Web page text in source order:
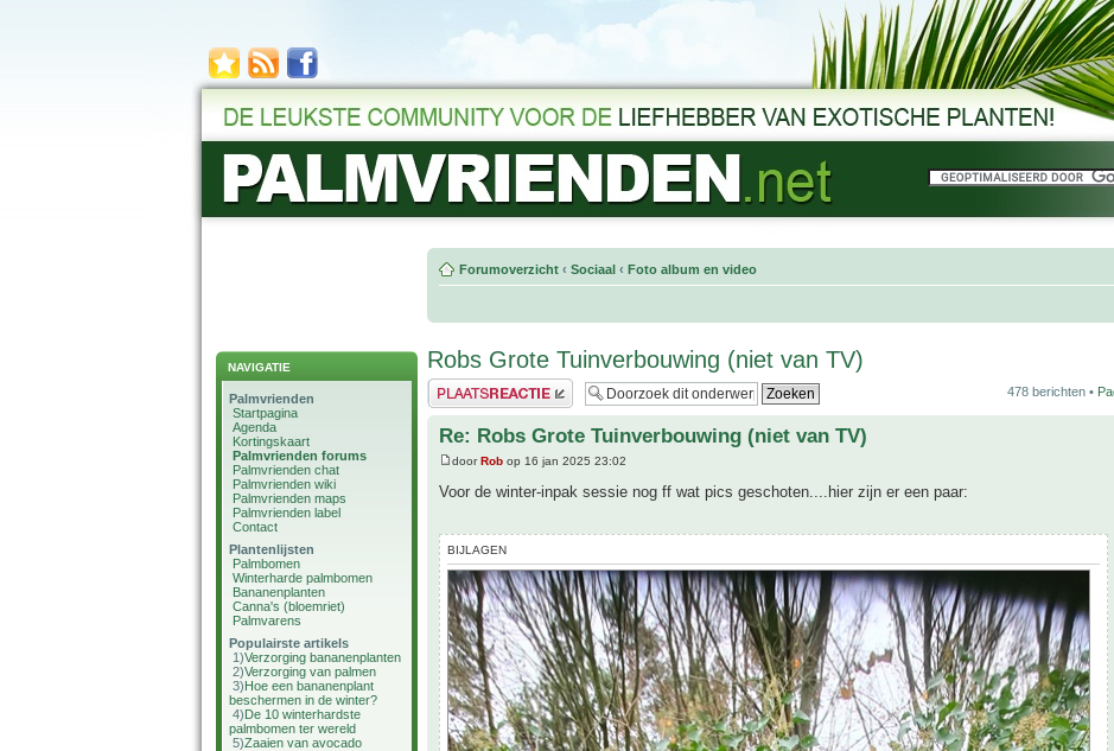
NAVIGATIE
Palmvrienden
Startpagina
Agenda
Kortingskaart
Palmvrienden forums
Palmvrienden chat
Palmvrienden wiki
Palmvrienden maps
Palmvrienden label
Contact
Plantenlijsten
Palmbomen
Winterharde palmbomen
Bananenplanten
Canna's (bloemriet)
Palmvarens
Populairste artikels
1)Verzorging bananenplanten
2)Verzorging van palmen
3)Hoe een bananenplant
beschermen in de winter?
4)De 10 winterhardste
palmbomen ter wereld
5)Zaaien van avocado
Forumoverzicht ‹ Sociaal ‹ Foto album en video
Robs Grote Tuinverbouwing (niet van TV)
Plaats een reactie 478 berichten •
Re: Robs Grote Tuinverbouwing (niet van TV)
doorRob op 16 jan 2025 23:02
Voor de winter-inpak sessie nog ff wat pics geschoten....hier zijn er een paar:
BIJLAGEN